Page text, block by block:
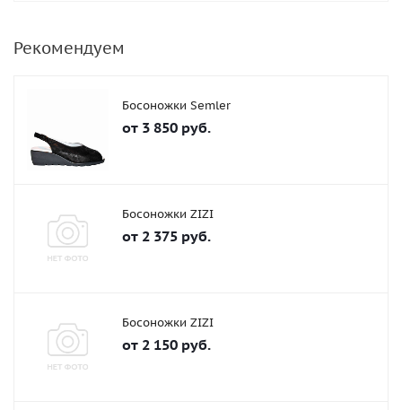
Рекомендуем
Босоножки Semler
от 3 850 руб.
Босоножки ZIZI
от 2 375 руб.
Босоножки ZIZI
от 2 150 руб.